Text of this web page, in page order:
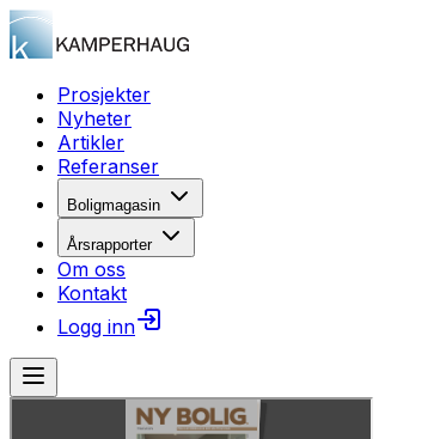
Prosjekter
Nyheter
Artikler
Referanser
Boligmagasin
Årsrapporter
Om oss
Kontakt
Logg inn